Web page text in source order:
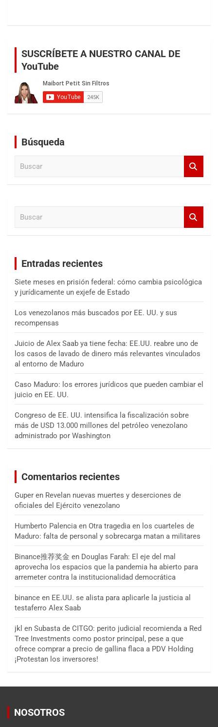
SUSCRÍBETE A NUESTRO CANAL DE
YouTube
Búsqueda
Entradas recientes
Siete meses en prisión federal: cómo cambia psicológica
y jurídicamente un exjefe de Estado
Los venezolanos más buscados por EE. UU. y sus
recompensas
Juicio de Alex Saab ya tiene fecha: EE.UU. reabre uno de
los casos de lavado de dinero más relevantes vinculados
al entorno de Maduro
Caso Maduro: los errores jurídicos que pueden cambiar el
juicio en EE. UU.
Congreso de EE. UU. intensifica la fiscalización sobre
más de USD 13.000 millones del petróleo venezolano
administrado por Washington
Comentarios recientes
Guper en Revelan nuevas muertes y deserciones de
oficiales del Ejército venezolano
Humberto Palencia en Otra tragedia en los cuarteles de
Maduro: falta de personal y sobrecarga matan a militares
Binance推荐奖金 en Douglas Farah: El eje del mal
aprovecha los espacios que la pandemia ha abierto para
arremeter contra la institucionalidad democrática
binance en EE.UU. se alista para aplicarle la justicia al
testaferro Alex Saab
jkl en Subasta de CITGO: perito judicial recomienda a Red
Tree Investments como postor principal, pese a que
ofrece comprar a precio de gallina flaca a PDV Holding
¡Protestan los inversores!
NOSOTROS